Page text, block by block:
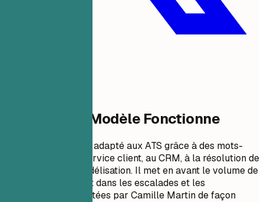
Pourquoi Ce Modèle Fonctionne
Ce format de CV est adapté aux ATS grâce à des mots-
clés clairs liés au service client, au CRM, à la résolution de
problèmes et à la fidélisation. Il met en avant le volume de
support, le jugement dans les escalades et les
améliorations apportées par Camille Martin de façon